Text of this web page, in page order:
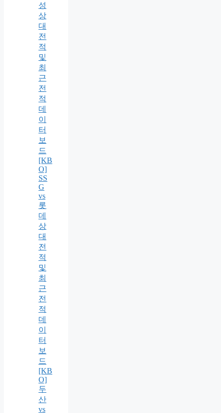
성
상
대
전
적
및
최
근
전
적
데
이
터
보
드
[KB
O]
SS
G
vs
롯
데
상
대
전
적
및
최
근
전
적
데
이
터
보
드
[KB
O]
두
산
vs